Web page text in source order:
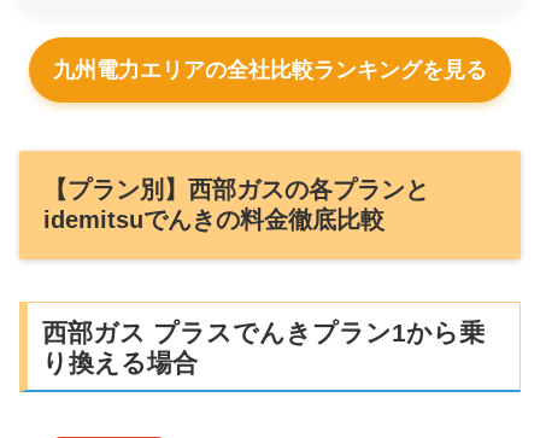
九州電力エリアの全社比較ランキングを見る
【プラン別】西部ガスの各プランと
idemitsuでんきの料金徹底比較
西部ガス プラスでんきプラン1から乗
り換える場合